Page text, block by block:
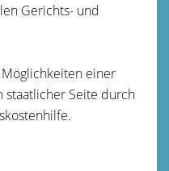
Gerichts- und
einer
staatlicher Seite durch